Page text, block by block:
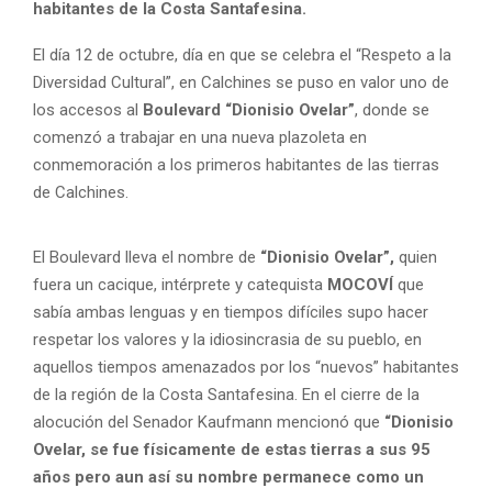
habitantes de la Costa Santafesina.
El día 12 de octubre, día en que se celebra el “Respeto a la
Diversidad Cultural”, en Calchines se puso en valor uno de
los accesos al Boulevard “Dionisio Ovelar”, donde se
comenzó a trabajar en una nueva plazoleta en
conmemoración a los primeros habitantes de las tierras
de Calchines.
El Boulevard lleva el nombre de “Dionisio Ovelar”, quien
fuera un cacique, intérprete y catequista MOCOVÍ que
sabía ambas lenguas y en tiempos difíciles supo hacer
respetar los valores y la idiosincrasia de su pueblo, en
aquellos tiempos amenazados por los “nuevos” habitantes
de la región de la Costa Santafesina. En el cierre de la
alocución del Senador Kaufmann mencionó que “Dionisio
Ovelar, se fue físicamente de estas tierras a sus 95
años pero aun así su nombre permanece como un